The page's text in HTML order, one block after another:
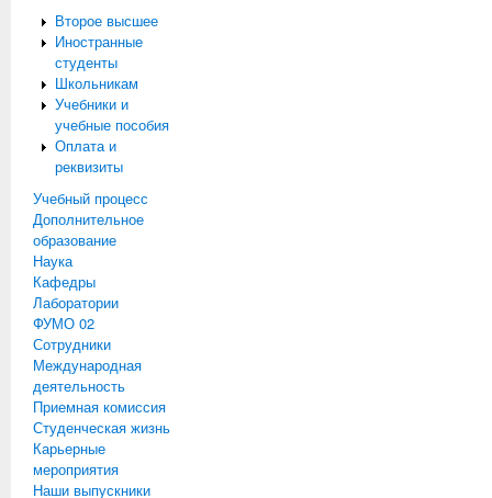
Второе высшее
Иностранные
студенты
Школьникам
Учебники и
учебные пособия
Оплата и
реквизиты
Учебный процесс
Дополнительное
образование
Наука
Кафедры
Лаборатории
ФУМО 02
Сотрудники
Международная
деятельность
Приемная комиссия
Студенческая жизнь
Карьерные
мероприятия
Наши выпускники